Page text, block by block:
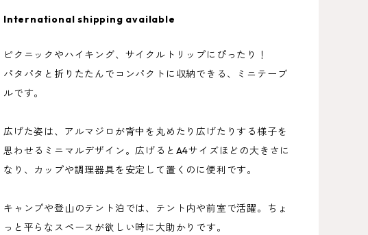
International shipping available
ピクニックやハイキング、サイクルトリップにぴったり！
パタパタと折りたたんでコンパクトに収納できる、ミニテーブ
ルです。
広げた姿は、アルマジロが背中を丸めたり広げたりする様子を
思わせるミニマルデザイン。広げるとA4サイズほどの大きさに
なり、カップや調理器具を安定して置くのに便利です。
キャンプや登山のテント泊では、テント内や前室で活躍。ちょ
っと平らなスペースが欲しい時に大助かりです。